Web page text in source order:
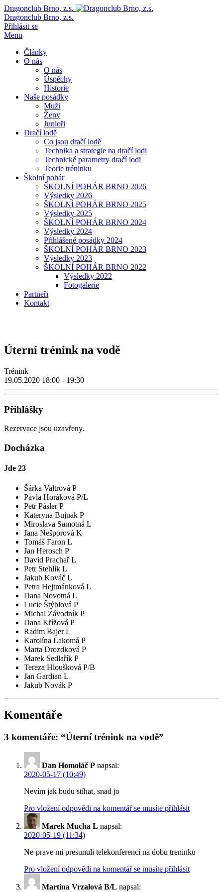
Dragonclub Brno, z.s.
Dragonclub Brno, z.s.
Přihlásit se
Menu
Články
O nás
O nás
Úspěchy
Historie
Naše posádky
Muži
Ženy
Junioři
Dračí lodě
Co jsou dračí lodě
Technika a strategie na dračí lodi
Technické parametry dračí lodi
Teorie tréninku
Školní pohár
ŠKOLNÍ POHÁR BRNO 2026
Výsledky 2026
ŠKOLNÍ POHÁR BRNO 2025
Výsledky 2025
ŠKOLNÍ POHÁR BRNO 2024
Výsledky 2024
Přihlášené posádky 2024
ŠKOLNÍ POHÁR BRNO 2023
Výsledky 2023
ŠKOLNÍ POHÁR BRNO 2022
Výsledky 2022
Fotogalerie
Partneři
Kontakt
Úterní trénink na vodě
Trénink
19.05.2020 18:00 - 19:30
Přihlášky
Rezervace jsou uzavřeny.
Docházka
Jde 23
Šárka Valtrová P
Pavla Horáková P/L
Petr Pásler P
Kateryna Bujnak P
Miroslava Samotná L
Jana Nešporová K
Tomáš Faron L
Jan Herosch P
David Prachař L
Petr Stehlík L
Jakub Kováč L
Petra Hejtmánková L
Dana Novotná L
Lucie Štýblová P
Michal Závodník P
Dana Křížová P
Radim Bajer L
Karolína Lakomá P
Marta Drozdková P
Marek Sedlařík P
Tereza Hloušková P/B
Jan Gardian L
Jakub Novák P
Komentáře
3 komentáře: “Úterní trénink na vodě”
Dan Homoláč P napsal:
2020-05-17 (10:49)
Nevím jak budu stíhat, snad jo
Pro vložení odpovědi na komentář se musíte přihlásit
Marek Mucha L napsal:
2020-05-19 (11:34)
Ne-prave mi presunuli telekonferenci na dobu treninku
Pro vložení odpovědi na komentář se musíte přihlásit
Martina Vrzalová B/L napsal: